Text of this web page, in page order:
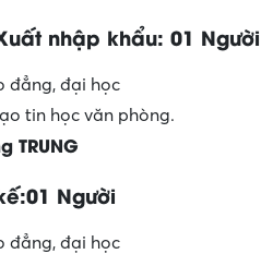
nhập khẩu: 01 Người
đẳng, đại học
tin học văn phòng.
TRUNG
Người
đẳng, đại học